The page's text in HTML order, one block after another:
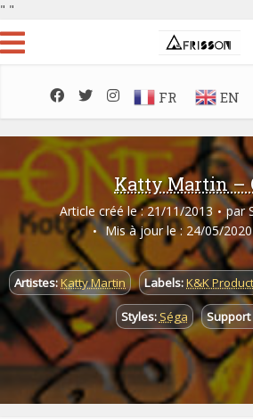
" "
FR EN
Katty Martin –
Article créé le : 21/11/2013 par
Mis à jour le : 24/05/2020
Artistes:Katty Martin Labels:K&K
Styles: Séga Support